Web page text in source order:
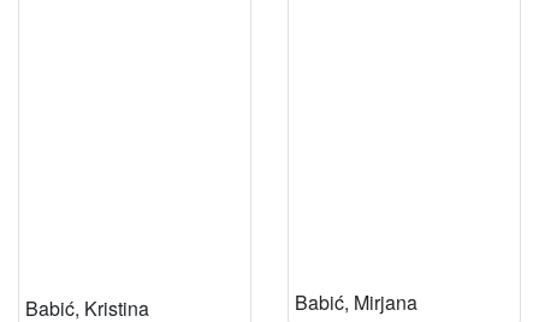
Babić, Kristina Babić, Mirjana